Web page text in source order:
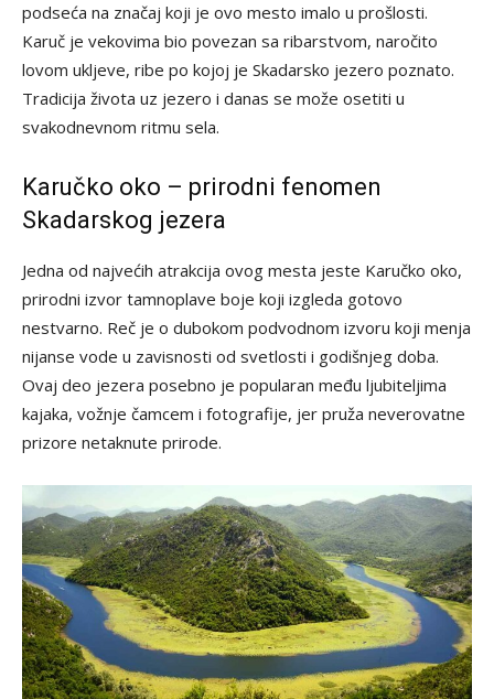
podseća na značaj koji je ovo mesto imalo u prošlosti.
Karuč je vekovima bio povezan sa ribarstvom, naročito
lovom ukljeve, ribe po kojoj je Skadarsko jezero poznato.
Tradicija života uz jezero i danas se može osetiti u
svakodnevnom ritmu sela.
Karučko oko – prirodni fenomen
Skadarskog jezera
Jedna od najvećih atrakcija ovog mesta jeste Karučko oko,
prirodni izvor tamnoplave boje koji izgleda gotovo
nestvarno. Reč je o dubokom podvodnom izvoru koji menja
nijanse vode u zavisnosti od svetlosti i godišnjeg doba.
Ovaj deo jezera posebno je popularan među ljubiteljima
kajaka, vožnje čamcem i fotografije, jer pruža neverovatne
prizore netaknute prirode.